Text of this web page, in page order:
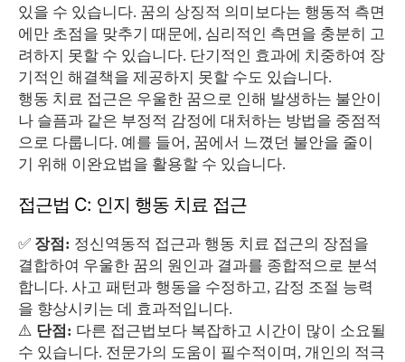
있을 수 있습니다. 꿈의 상징적 의미보다는 행동적 측면
에만 초점을 맞추기 때문에, 심리적인 측면을 충분히 고
려하지 못할 수 있습니다. 단기적인 효과에 치중하여 장
기적인 해결책을 제공하지 못할 수도 있습니다.
행동 치료 접근은 우울한 꿈으로 인해 발생하는 불안이
나 슬픔과 같은 부정적 감정에 대처하는 방법을 중점적
으로 다룹니다. 예를 들어, 꿈에서 느꼈던 불안을 줄이
기 위해 이완요법을 활용할 수 있습니다.
접근법 C: 인지 행동 치료 접근
✅ 장점: 정신역동적 접근과 행동 치료 접근의 장점을
결합하여 우울한 꿈의 원인과 결과를 종합적으로 분석
합니다. 사고 패턴과 행동을 수정하고, 감정 조절 능력
을 향상시키는 데 효과적입니다.
⚠️ 단점: 다른 접근법보다 복잡하고 시간이 많이 소요될
수 있습니다. 전문가의 도움이 필수적이며, 개인의 적극